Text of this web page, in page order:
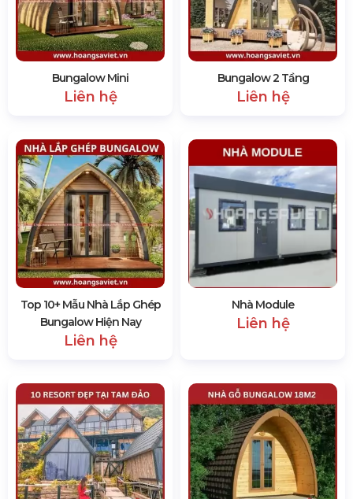
Bungalow Mini
Liên hệ
Bungalow 2 Tầng
Liên hệ
Top 10+ Mẫu Nhà Lắp Ghép
Bungalow Hiện Nay
Liên hệ
Nhà Module
Liên hệ